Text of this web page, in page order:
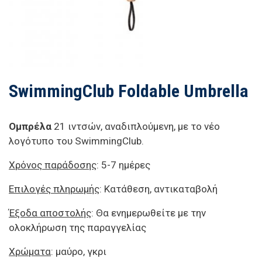
SwimmingClub Foldable Umbrella
Ομπρέλα 21 ιντσών, αναδιπλούμενη, με το νέο
λογότυπο του SwimmingClub.
Χρόνος παράδοσης: 5-7 ημέρες
Επιλογές πληρωμής: Κατάθεση, αντικαταβολή
Έξοδα αποστολής: Θα ενημερωθείτε με την
ολοκλήρωση της παραγγελίας
Χρώματα: μαύρο, γκρι